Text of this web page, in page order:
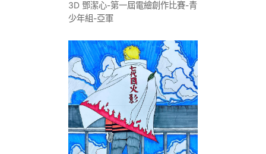
3D 鄧潔心-第一屆電繪創作比賽-青
少年組-亞軍